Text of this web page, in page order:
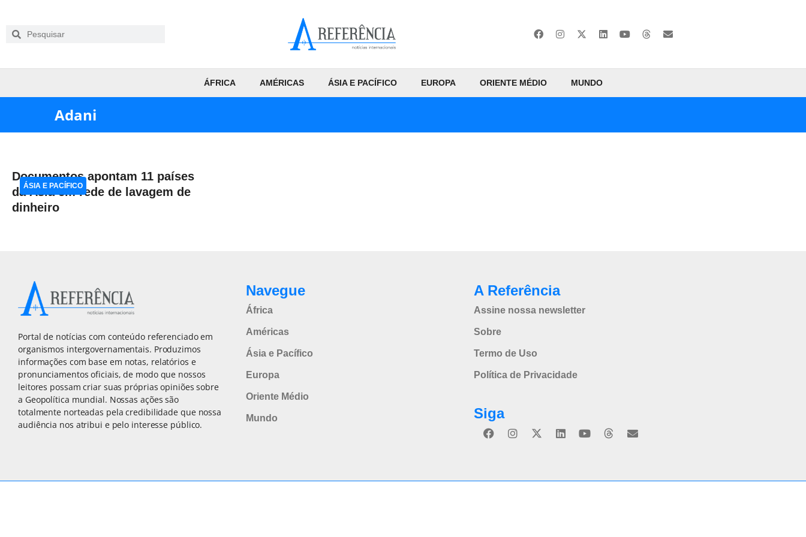
ÁFRICA AMÉRICAS ÁSIA E PACÍFICO EUROPA ORIENTE MÉDIO MUNDO
Adani
Documentos apontam 11 países
da Ásia em rede de lavagem de
dinheiro
ÁSIA E PACÍFICO
Portal de notícias com conteúdo referenciado em
organismos intergovernamentais. Produzimos
informações com base em notas, relatórios e
pronunciamentos oficiais, de modo que nossos
leitores possam criar suas próprias opiniões sobre
a Geopolítica mundial. Nossas ações são
totalmente norteadas pela credibilidade que nossa
audiência nos atribui e pelo interesse público.
Navegue
África
Américas
Ásia e Pacífico
Europa
Oriente Médio
Mundo
A Referência
Assine nossa newsletter
Sobre
Termo de Uso
Política de Privacidade
Siga